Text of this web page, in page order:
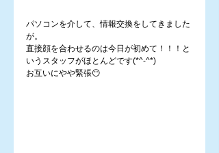
パソコンを介して、情報交換をしてきました
が。
直接顔を合わせるのは今日が初めて！！！と
いうスタッフがほとんどです(*^-^*)
お互いにやや緊張😶